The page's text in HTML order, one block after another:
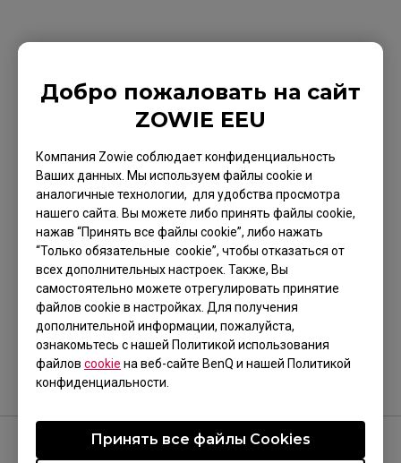
Добро пожаловать на сайт
ZOWIE EEU
Компания Zowie соблюдает конфиденциальность
Ваших данных. Мы используем файлы cookie и
аналогичные технологии, для удобства просмотра
нашего сайта. Вы можете либо принять файлы cookie,
нажав “Принять все файлы cookie”, либо нажать
“Только обязательные cookie”, чтобы отказаться от
всех дополнительных настроек. Также, Вы
самостоятельно можете отрегулировать принятие
файлов cookie в настройках. Для получения
дополнительной информации, пожалуйста,
ознакомьтесь с нашей Политикой использования
файлов cookie на веб-сайте BenQ и нашей Политикой
конфиденциальности.
Принять все файлы Сookies
Применимые модели
XL2411K (24"), XL2411P (24"), XL2540 (24,5"),
XL2540K (24,5"), XL2546 (24,5"), XL2546K (24,5"),
XL2746S (27")
Было ли это полезным?
Да Нет